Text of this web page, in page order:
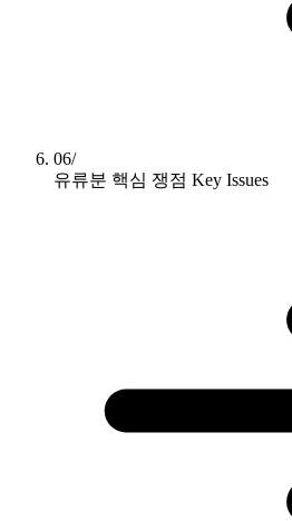
06/
유류분 핵심 쟁점 Key Issues